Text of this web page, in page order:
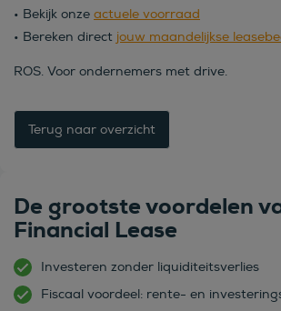
• Bekijk onze actuele voorraad
• Bereken direct jouw maandelijkse
ROS. Voor ondernemers met drive.
Terug naar overzicht
De grootste voordelen
Financial Lease
Investeren zonder liquiditeitsverlies
Fiscaal voordeel: rente- en